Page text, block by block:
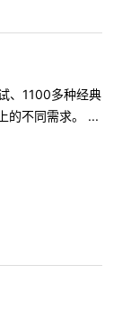
、1100多种经典
的不同需求。 ...